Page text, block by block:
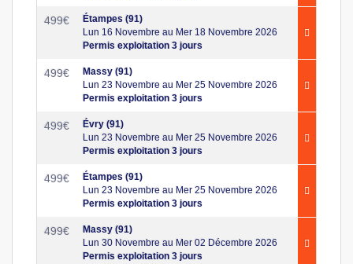
499€
Étampes (91)
Lun 16 Novembre au Mer 18 Novembre 2026
Permis exploitation 3 jours
499€
Massy (91)
Lun 23 Novembre au Mer 25 Novembre 2026
Permis exploitation 3 jours
499€
Évry (91)
Lun 23 Novembre au Mer 25 Novembre 2026
Permis exploitation 3 jours
499€
Étampes (91)
Lun 23 Novembre au Mer 25 Novembre 2026
Permis exploitation 3 jours
499€
Massy (91)
Lun 30 Novembre au Mer 02 Décembre 2026
Permis exploitation 3 jours